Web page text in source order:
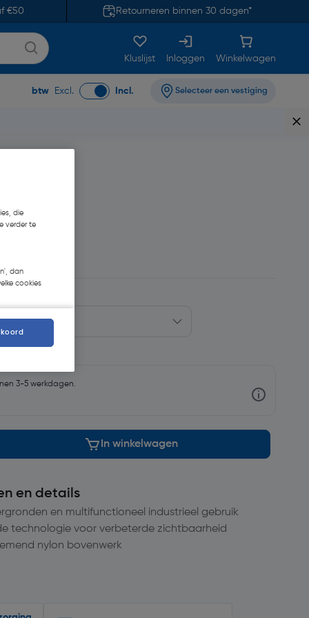
€50 Retourneren binnen 30 dagen*
Kluslijst Inloggen Winkelwagen
btw Excl. Incl. Selecteer een vestiging
3-5 werkdagen.
In winkelwagen
en details
en multifunctioneel industrieel gebruik
technologie voor verbeterde zichtbaarheid
nylon bovenwerk
die
verder te
dan
cookies